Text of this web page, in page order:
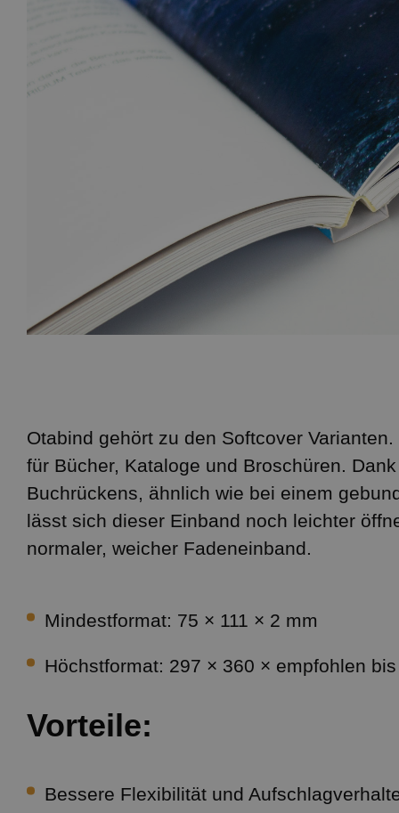
Otabind gehört zu den Softcover
für Bücher, Kataloge und Broschüren.
Buchrückens, ähnlich wie bei einem
lässt sich dieser Einband noch leichter
normaler, weicher Fadeneinband.
Mindestformat: 75 × 111 × 2 mm
Höchstformat: 297 × 360 × empfohlen
Vorteile:
Bessere Flexibilität und